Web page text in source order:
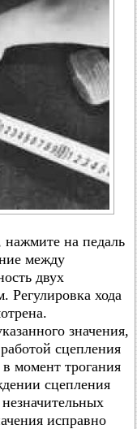
на педаль
между
двух
Регулировка хода
значения,
сцепления
момент трогания
сцепления
исправно